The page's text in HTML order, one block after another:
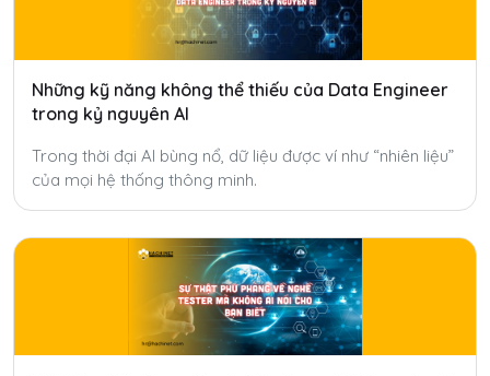
Những kỹ năng không thể thiếu của Data Engineer
trong kỷ nguyên AI
Trong thời đại AI bùng nổ, dữ liệu được ví như “nhiên liệu”
của mọi hệ thống thông minh.